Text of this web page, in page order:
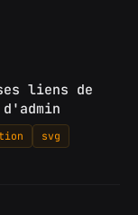
liens de
svg